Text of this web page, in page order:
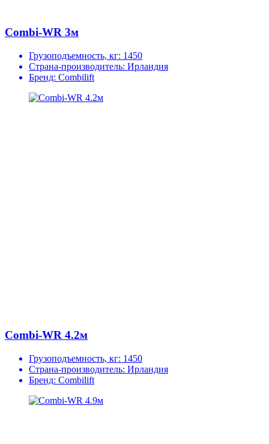
Combi-WR 3м
Грузоподъемность, кг: 1450
Страна-производитель: Ирландия
Бренд: Combilift
Combi-WR 4.2м
Грузоподъемность, кг: 1450
Страна-производитель: Ирландия
Бренд: Combilift